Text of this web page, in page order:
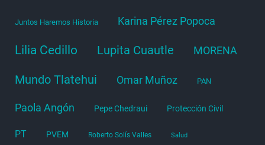
Juntos Haremos Historia Karina Pérez Popoca
Lilia Cedillo Lupita Cuautle MORENA
Mundo Tlatehui Omar Muñoz PAN
Paola Angón Pepe Chedraui Protección Civil
PT PVEM Roberto Solís Valles Salud